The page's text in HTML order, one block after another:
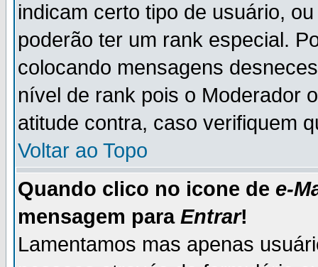
indicam certo tipo de usuário,
poderão ter um rank especial.
colocando mensagens
nível de rank pois o Moderador
atitude contra, caso verifiquem
Voltar ao Topo
Quando clico no icone de e-
mensagem para Entrar!
Lamentamos mas apenas